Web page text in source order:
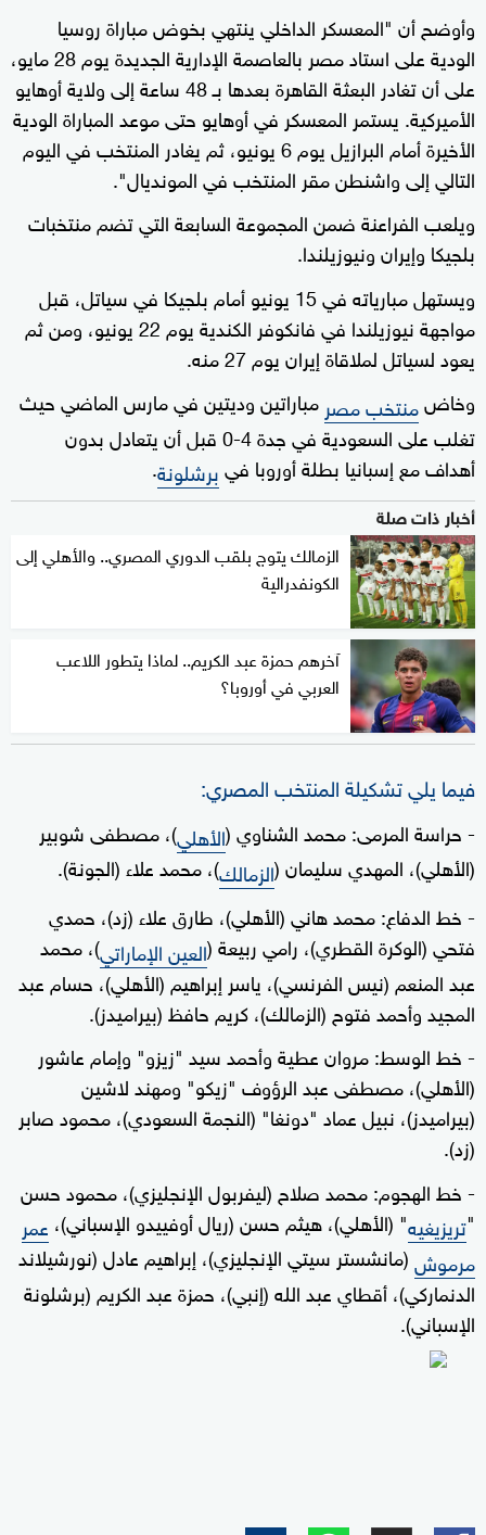
وأوضح أن "المعسكر الداخلي ينتهي بخوض مباراة روسيا
الودية على استاد مصر بالعاصمة الإدارية الجديدة يوم 28 مايو،
على أن تغادر البعثة القاهرة بعدها بـ 48 ساعة إلى ولاية أوهايو
الأميركية. يستمر المعسكر في أوهايو حتى موعد المباراة الودية
الأخيرة أمام البرازيل يوم 6 يونيو، ثم يغادر المنتخب في اليوم
التالي إلى واشنطن مقر المنتخب في المونديال".
ويلعب الفراعنة ضمن المجموعة السابعة التي تضم منتخبات
بلجيكا وإيران ونيوزيلندا.
ويستهل مبارياته في 15 يونيو أمام بلجيكا في سياتل، قبل
مواجهة نيوزيلندا في فانكوفر الكندية يوم 22 يونيو، ومن ثم
يعود لسياتل لملاقاة إيران يوم 27 منه.
وخاضمنتخب مصر مباراتين وديتين في مارس الماضي حيث
تغلب على السعودية في جدة 4-0 قبل أن يتعادل بدون
أهداف مع إسبانيا بطلة أوروبا فيبرشلونة.
أخبار ذات صلة
الزمالك يتوج بلقب الدوري المصري.. والأهلي إلى
الكونفدرالية
آخرهم حمزة عبد الكريم.. لماذا يتطور اللاعب
العربي في أوروبا؟
فيما يلي تشكيلة المنتخب المصري:
- حراسة المرمى: محمد الشناوي (الأهلي)، مصطفى شوبير
(الأهلي)، المهدي سليمان (الزمالك)، محمد علاء (الجونة).
- خط الدفاع: محمد هاني (الأهلي)، طارق علاء (زد)، حمدي
فتحي (الوكرة القطري)، رامي ربيعة (العين الإماراتي)، محمد
عبد المنعم (نيس الفرنسي)، ياسر إبراهيم (الأهلي)، حسام عبد
المجيد وأحمد فتوح (الزمالك)، كريم حافظ (بيراميدز).
- خط الوسط: مروان عطية وأحمد سيد "زيزو" وإمام عاشور
(الأهلي)، مصطفى عبد الرؤوف "زيكو" ومهند لاشين
(بيراميدز)، نبيل عماد "دونغا" (النجمة السعودي)، محمود صابر
(زد).
- خط الهجوم: محمد صلاح (ليفربول الإنجليزي)، محمود حسن
"تريزيغيه" (الأهلي)، هيثم حسن (ريال أوفييدو الإسباني)، عمر
مرموش(مانشستر سيتي الإنجليزي)، إبراهيم عادل (نورشيلاند
الدنماركي)، أقطاي عبد الله (إنبي)، حمزة عبد الكريم (برشلونة
الإسباني).